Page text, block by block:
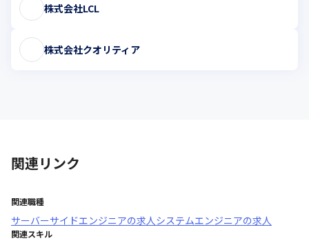
株式会社LCL
株式会社クオリティア
関連リンク
関連職種
サーバーサイドエンジニアの求人システムエンジニアの求人
関連スキル